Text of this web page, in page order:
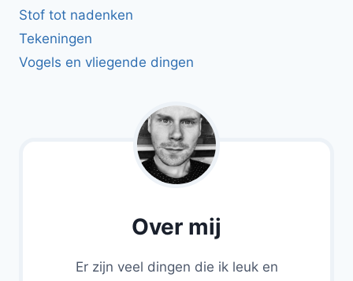
Stof tot nadenken
Tekeningen
Vogels en vliegende dingen
Over mij
Er zijn veel dingen die ik leuk en